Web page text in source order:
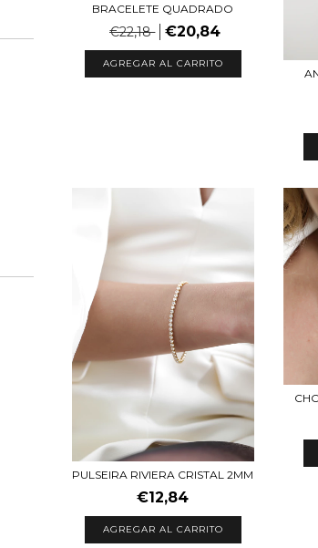
BRACELETE QUADRADO
€22,18 €20,84
AGREGAR AL CARRITO
PULSEIRA RIVIERA CRISTAL 2MM
€12,84
AGREGAR AL CARRITO